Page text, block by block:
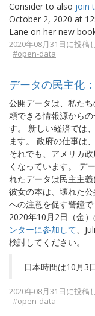
Consider to also join
October 2, 2020 at
Lane on her new
2020年08月31日に投稿
#open-data
データの民主化
公開データは、私た
頼できる情報源から
す。 新しい経済では
ます。 政府の仕事は
それでも、アメリカ
くなっています。 デ
れたデータは民主主
彼女の本は、壊れた
への注意を促す警鐘で
2020年10月2日（金
ンターに参加して、
検討してください。
日本時間は10月3
2020年08月31日に投稿
#open-data